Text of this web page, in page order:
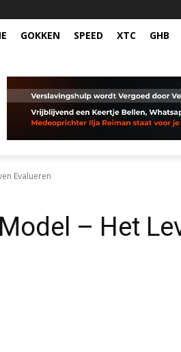
GOKKEN SPEED XTC GHB
Evalueren
– Het